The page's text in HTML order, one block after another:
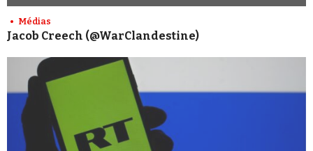
Médias
Jacob Creech (@WarClandestine)